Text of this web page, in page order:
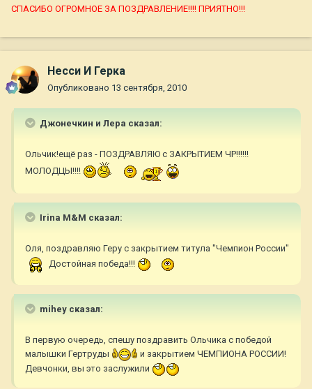
СПАСИБО ОГРОМНОЕ ЗА ПОЗДРАВЛЕНИЕ!!!! ПРИЯТНО!!!
Несси И Герка
Опубликовано 13 сентября, 2010
Джонечкин и Лера сказал:
Ольчик!ещё раз - ПОЗДРАВЛЯЮ с ЗАКРЫТИЕМ ЧР!!!!!!
МОЛОДЦЫ!!!!
Irina M&M сказал:
Оля, поздравляю Геру с закрытием титула "Чемпион России"
Достойная победа!!!
mihey сказал:
В первую очередь, спешу поздравить Ольчика с победой
малышки Гертруды
и закрытием ЧЕМПИОНА РОССИИ!
Девчонки, вы это заслужили